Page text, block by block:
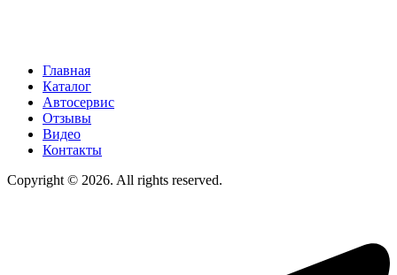
Главная
Каталог
Автосервис
Отзывы
Видео
Контакты
Copyright © 2026. All rights reserved.